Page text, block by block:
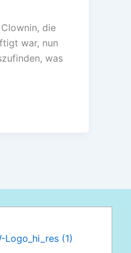
die
war, nun
was